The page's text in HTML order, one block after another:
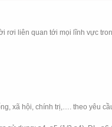
rơi liên quan tới mọi lĩnh vực
xã hội, chính trị,…. theo yêu